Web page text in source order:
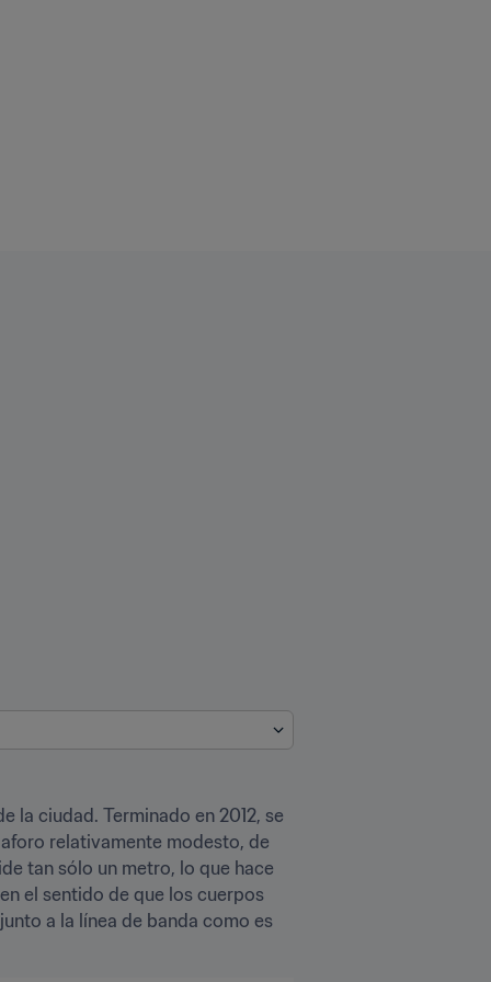
la ciudad. Terminado en 2012, se
relativamente modesto, de
tan sólo un metro, lo que hace
el sentido de que los cuerpos
a la línea de banda como es